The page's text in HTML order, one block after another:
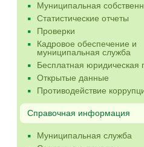
Муниципальная
Статистические отчеты
Проверки
Кадровое обеспечение и
муниципальная служба
Бесплатная
Открытые данные
Противодействие
Справочная информация
Муниципальная служба